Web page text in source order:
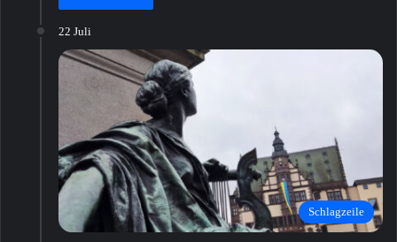
22 Juli
Schlagzeile